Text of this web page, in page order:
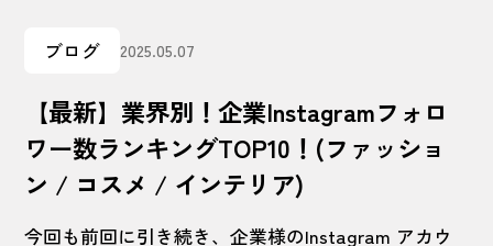
ブログ 2025.05.07
【最新】業界別！企業Instagramフォロ
ワー数ランキングTOP10！(ファッショ
ン / コスメ / インテリア)
今回も前回に引き続き、企業様のInstagram アカウ